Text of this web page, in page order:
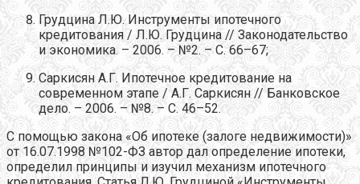
Грудцина Л.Ю. Инструменты ипотечного
кредитования / Л.Ю. Грудцина // Законодательство
и экономика. – 2006. – №2. – С. 66–67;
Саркисян А.Г. Ипотечное кредитование на
современном этапе / А.Г. Саркисян // Банковское
дело. – 2006. – №8. – С. 46–52.
С помощью закона «Об ипотеке (залоге недвижимости)»
от 16.07.1998 №102-ФЗ автор дал определение ипотеки,
определил принципы и изучил механизм ипотечного